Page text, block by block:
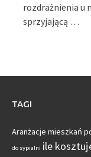
rozdrażnienia u
sprzyjającą …
TAGI
Aranżacje mieszkań
do sypialni ile